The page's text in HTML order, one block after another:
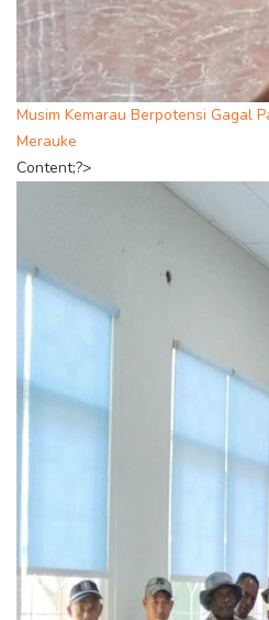
Musim Kemarau Berpotensi Gagal
Merauke
Content;?>